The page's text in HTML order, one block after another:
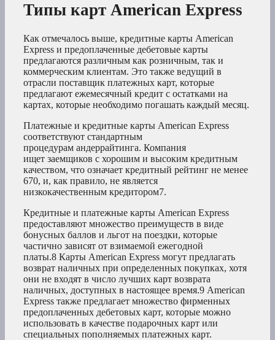
Типы карт American Express
Как отмечалось выше, кредитные карты American
Express и предоплаченные дебетовые карты
предлагаются различным как розничным, так и
коммерческим клиентам. Это также ведущий в
отрасли поставщик платежных карт, которые
предлагают ежемесячный кредит с остатками на
картах, которые необходимо погашать каждый месяц.
Платежные и кредитные карты American Express
соответствуют стандартным
процедурам андеррайтинга. Компания
ищет заемщиков с хорошим и высоким кредитным
качеством, что означает кредитный рейтинг не менее
670, и, как правило, не является
низкокачественным кредитором7.
Кредитные и платежные карты American Express
предоставляют множество преимуществ в виде
бонусных баллов и льгот на поездки, которые
частично зависят от взимаемой ежегодной
платы.8 Карты American Express могут предлагать
возврат наличных при определенных покупках, хотя
они не входят в число лучших карт возврата
наличных, доступных в настоящее время.9 American
Express также предлагает множество фирменных
предоплаченных дебетовых карт, которые можно
использовать в качестве подарочных карт или
специальных пополняемых платежных карт.